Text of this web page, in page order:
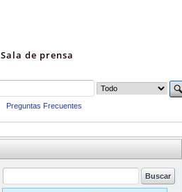
Sala de prensa
Preguntas Frecuentes